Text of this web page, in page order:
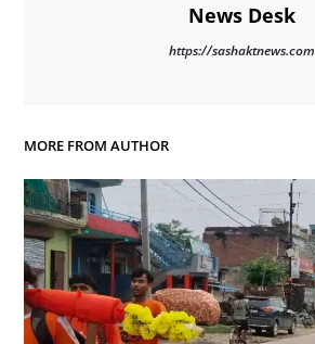
News Desk
https://sashaktnews.com
MORE FROM AUTHOR